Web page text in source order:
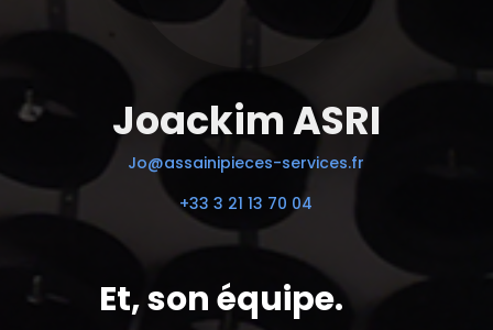
Joackim ASRI
Jo@assainipieces-services.fr
+33 3 21 13 70 04
Et, son équipe.